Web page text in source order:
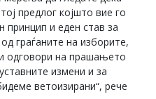
предлог којшто вие го
принцип и еден став за
граѓаните на изборите,
одговори на прашањето
измени и за
ветоизирани“, рече